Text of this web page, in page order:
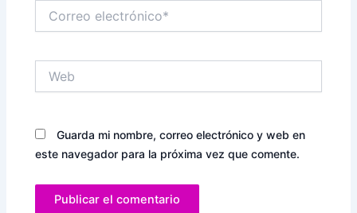
electrónico*
Guarda mi nombre, correo electrónico y web en
este navegador para la próxima vez que comente.